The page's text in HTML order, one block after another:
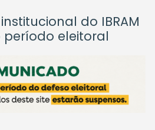
do IBRAM
eleitoral